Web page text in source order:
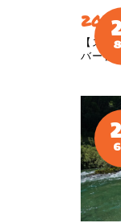
2019
【ス
バー初